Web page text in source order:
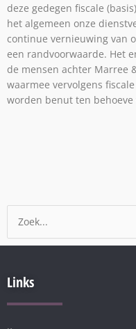
deze gedegen fiscale
het algemeen onze
continue vernieuwing van
een randvoorwaarde. Het
de mensen achter Marree
waarmee vervolgens
worden benut ten behoeve
Zoek
naar:
Links